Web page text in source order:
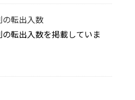
転出入数
転出入数を掲載していま